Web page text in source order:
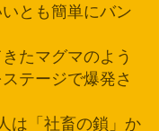
とも簡単にバン
たマグマのよう
テージで爆発さ
は「社畜の鎖」か